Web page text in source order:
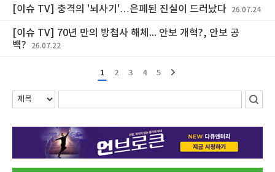
[이슈 TV] 충격의 '뇌사기'…은폐된 진실이 드러났다 26.07.24
[이슈 TV] 70년 만의 방첩사 해체... 안보 개혁?, 안보 공
백?
26.07.22
1 2 3 4 5